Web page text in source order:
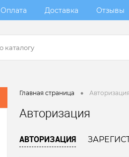
Оплата Доставка Отзывы
Главная страница • Авторизация
Авторизация
АВТОРИЗАЦИЯ